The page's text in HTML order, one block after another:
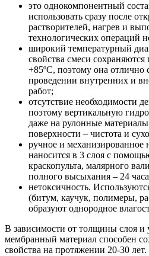
это однокомпонентный
использовать сразу после
растворителей, нагрев и
технологических операций
широкий температурный
свойства смеси
+85ºС, поэтому она отлично
проведении внутренних и
работ;
отсутствие необходимости
поэтому вертикальную
даже на рулонные
поверхности – чистота и
ручное и механизированное
наносится в 3 слоя с
краскопульта, малярного
полного высыхания – 24
нетоксичность.
(битум, каучук, полимеры,
образуют однородное
В зависимости от толщины слоя и
мембранный материал способен
свойства на протяжении 20-30 лет.